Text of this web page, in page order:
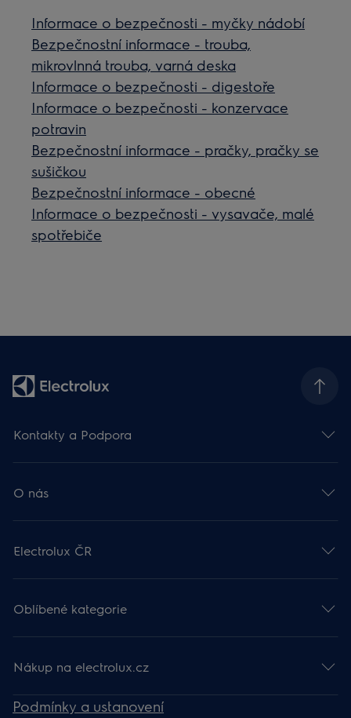
Informace o bezpečnosti - myčky nádobí
Bezpečnostní informace - trouba,
mikrovlnná trouba, varná deska
Informace o bezpečnosti - digestoře
Informace o bezpečnosti - konzervace
potravin
Bezpečnostní informace - pračky, pračky se
sušičkou
Bezpečnostní informace - obecné
Informace o bezpečnosti - vysavače, malé
spotřebiče
Kontakty a Podpora
O nás
Electrolux ČR
Oblíbené kategorie
Nákup na electrolux.cz
Podmínky a ustanovení